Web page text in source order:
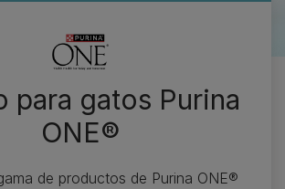
para gatos Purina
ONE®
de productos de Purina ONE®